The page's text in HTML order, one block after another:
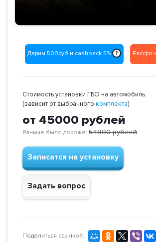
Дарим 500руб и cashback 5% ?
Стоимость установки ГБО на автомобиль:
(зависит от выбранного комплекта)
от 45000 рублей
Раньше было дороже: 54900рублей
Записатся на установку
Задать вопрос
Поделиться ссылкой: